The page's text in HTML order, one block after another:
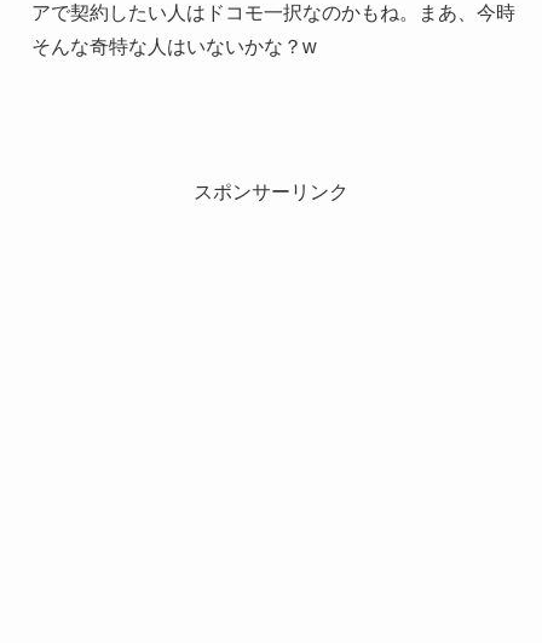
アで契約したい人はドコモ一択なのかもね。まあ、今時
そんな奇特な人はいないかな？w
スポンサーリンク